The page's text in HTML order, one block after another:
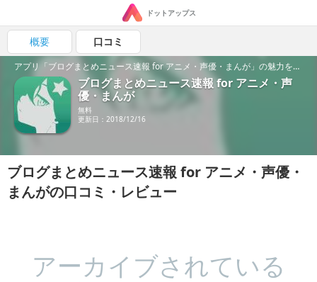
ドットアップス
概要 口コミ
アプリ「ブログまとめニュース速報 for アニメ・声優・まんが」の魅力を紹介！
ブログまとめニュース速報 for アニメ・声
優・まんが
無料
更新日：2018/12/16
ブログまとめニュース速報 for アニメ・声優・
まんがの口コミ・レビュー
アーカイブされている